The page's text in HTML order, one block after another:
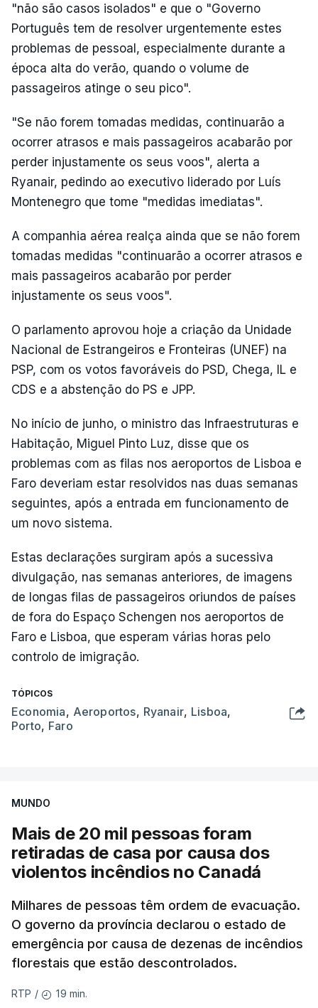
"não são casos isolados" e que o "Governo
Português tem de resolver urgentemente estes
problemas de pessoal, especialmente durante a
época alta do verão, quando o volume de
passageiros atinge o seu pico".
"Se não forem tomadas medidas, continuarão a
ocorrer atrasos e mais passageiros acabarão por
perder injustamente os seus voos", alerta a
Ryanair, pedindo ao executivo liderado por Luís
Montenegro que tome "medidas imediatas".
A companhia aérea realça ainda que se não forem
tomadas medidas "continuarão a ocorrer atrasos e
mais passageiros acabarão por perder
injustamente os seus voos".
O parlamento aprovou hoje a criação da Unidade
Nacional de Estrangeiros e Fronteiras (UNEF) na
PSP, com os votos favoráveis do PSD, Chega, IL e
CDS e a abstenção do PS e JPP.
No início de junho, o ministro das Infraestruturas e
Habitação, Miguel Pinto Luz, disse que os
problemas com as filas nos aeroportos de Lisboa e
Faro deveriam estar resolvidos nas duas semanas
seguintes, após a entrada em funcionamento de
um novo sistema.
Estas declarações surgiram após a sucessiva
divulgação, nas semanas anteriores, de imagens
de longas filas de passageiros oriundos de países
de fora do Espaço Schengen nos aeroportos de
Faro e Lisboa, que esperam várias horas pelo
controlo de imigração.
TÓPICOS
Economia, Aeroportos, Ryanair, Lisboa,
Porto, Faro
MUNDO
Mais de 20 mil pessoas foram
retiradas de casa por causa dos
violentos incêndios no Canadá
Milhares de pessoas têm ordem de evacuação.
O governo da província declarou o estado de
emergência por causa de dezenas de incêndios
florestais que estão descontrolados.
RTP / 19 min.